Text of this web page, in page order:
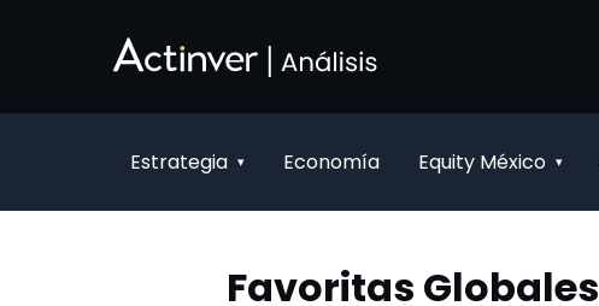
Estrategia ▾ Economía Equity México ▾
Favoritas Globales